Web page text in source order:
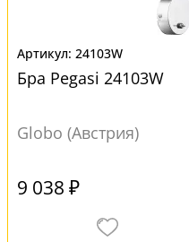
24103W
Бра Pegasi 24103W
Globo (Австрия)
9 038 ₽